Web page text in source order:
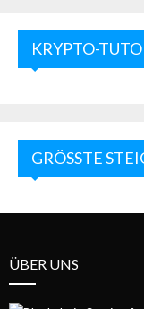
KRYPTO-
GRÖSSTE
ÜBER UNS